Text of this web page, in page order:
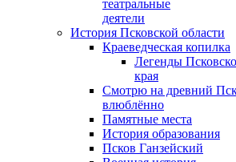
театральные
деятели
История Псковской области
Краеведческая копилка
Легенды
края
Смотрю на древний
влюблённо
Памятные места
История образования
Псков Ганзейский